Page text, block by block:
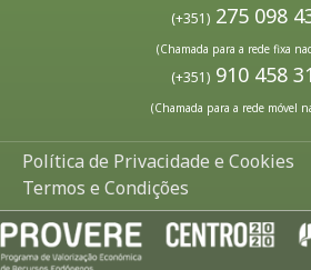
(+351) 275 098
(Chamada para a rede fixa
(+351) 910 458
(Chamada para a rede móvel
Política de Privacidade e Cookies
Termos e Condições